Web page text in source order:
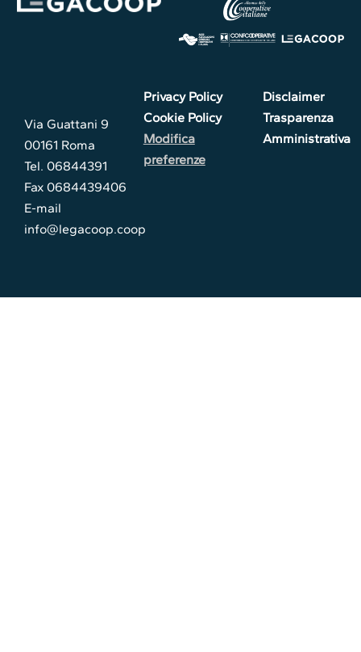
Via Guattani 9
00161 Roma
Tel. 06844391
Fax 0684439406
E-mail
info@legacoop.coop
Privacy Policy
Cookie Policy
Modifica
preferenze
Disclaimer
Trasparenza
Amministrativa